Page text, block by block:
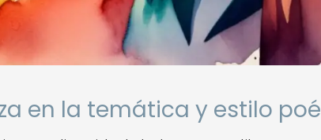
en la temática y estilo